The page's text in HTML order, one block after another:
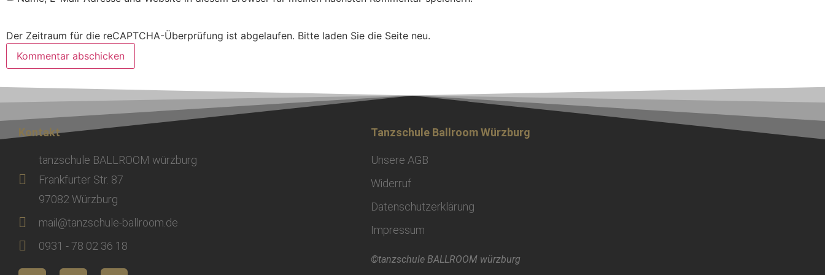
Der Zeitraum für die reCAPTCHA-Überprüfung ist abgelaufen. Bitte laden Sie die Seite neu.
Kontakt
tanzschule BALLROOM würzburg
Frankfurter Str. 87
97082 Würzburg
mail@tanzschule-ballroom.de
0931 - 78 02 36 18
Tanzschule Ballroom Würzburg
Unsere AGB
Widerruf
Datenschutzerklärung
Impressum
©tanzschule BALLROOM würzburg